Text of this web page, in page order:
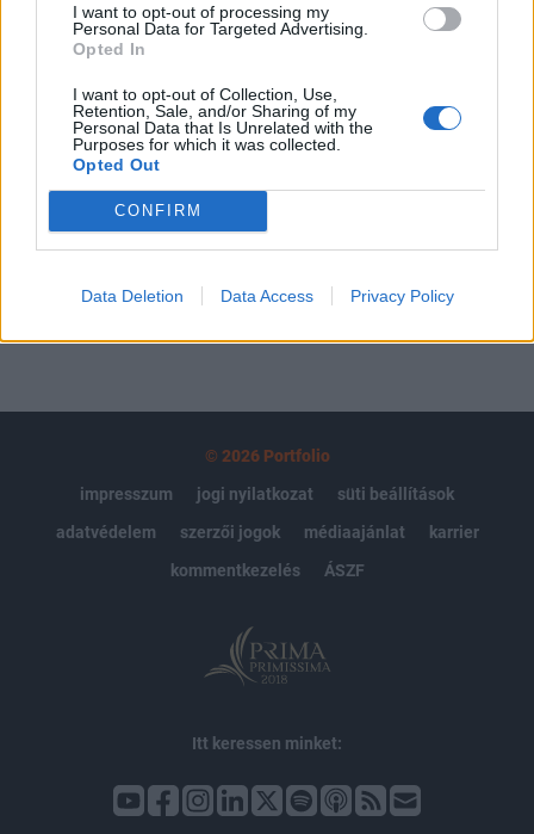
I want to opt-out of processing my
Personal Data for Targeted Advertising.
Opted In
I want to opt-out of Collection, Use,
Retention, Sale, and/or Sharing of my
Personal Data that Is Unrelated with the
Purposes for which it was collected.
Opted Out
CONFIRM
Data Deletion Data Access Privacy Policy
Az előfizetés a következőket tartalmazza:
Portfolio.hu teljes cikkarchívum
Kötéslisták: BÉT elmúlt 2 év napon belüli
kötéslistái
© 2026 Portfolio
impresszum
jogi nyilatkozat
süti beállítások
adatvédelem
szerzői jogok médiaajánlat
karrier
kommentkezelés
ÁSZF
Itt keressen minket: